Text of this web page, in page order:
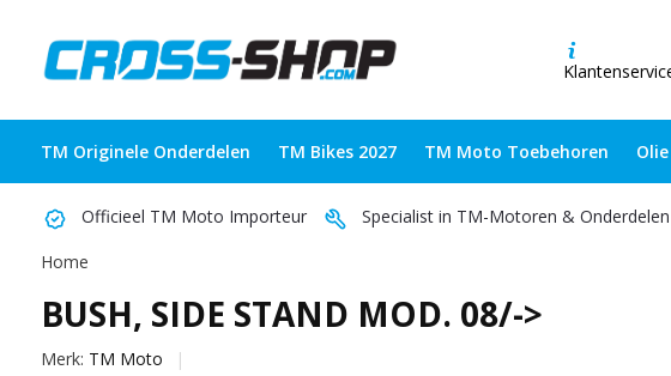
TM Originele Onderdelen TM Bikes 2027 TM Moto Toebehoren
Officieel TM Moto Importeur Specialist in TM-Motoren & Onderdelen
Home
BUSH, SIDE STAND MOD. 08/->
Merk: TM Moto